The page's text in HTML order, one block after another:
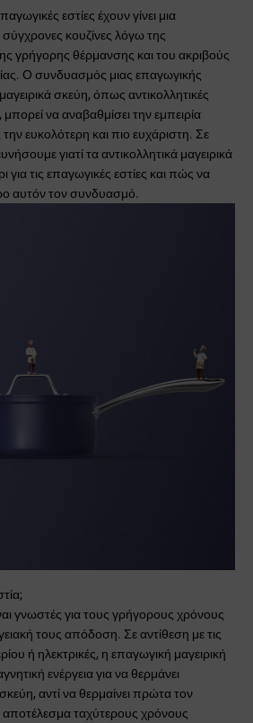
εστίες έχουν γίνει μια
κουζίνες λόγω της
γρήγορης θέρμανσης και του ακριβούς
Ο συνδυασμός μιας επαγωγικής
σκεύη, όπως αντικολλητικές
να αναβαθμίσει την εμπειρία
ευκολότερη και πιο ευχάριστη. Σε
γιατί τα αντικολλητικά μαγειρικά
για τις επαγωγικές εστίες και πώς να
αυτόν τον συνδυασμό.
γνωστές για τους γρήγορους χρόνους
τους απόδοση. Σε αντίθεση με τις
ή ηλεκτρικές, η επαγωγική μαγειρική
ενέργεια για να θερμάνει
αντί να θερμαίνει πρώτα τον
ταχύτερους χρόνους